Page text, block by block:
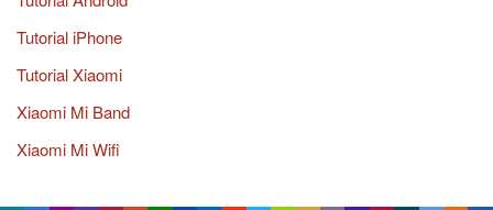
Tutorial iPhone
Tutorial Xiaomi
Xiaomi Mi Band
Xiaomi Mi Wifi